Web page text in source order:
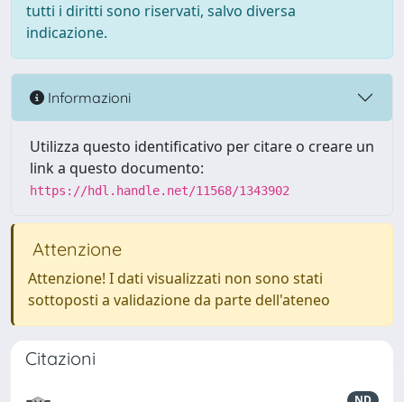
tutti i diritti sono riservati, salvo diversa
indicazione.
Informazioni
Utilizza questo identificativo per citare o creare un
link a questo documento:
https://hdl.handle.net/11568/1343902
Attenzione
Attenzione! I dati visualizzati non sono stati
sottoposti a validazione da parte dell'ateneo
Citazioni